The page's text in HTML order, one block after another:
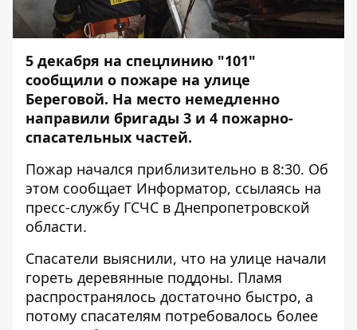
5 декабря на спецлинию "101"
сообщили о пожаре на улице
Береговой. На место немедленно
направили бригады 3 и 4 пожарно-
спасательных частей.
Пожар начался приблизительно в 8:30. Об
этом сообщает Информатор, ссылаясь на
пресс-службу ГСЧС в Днепропетровской
области.
Спасатели выяснили, что на улице начали
гореть деревянные поддоны. Пламя
распространялось достаточно быстро, а
потому спасателям потребовалось более